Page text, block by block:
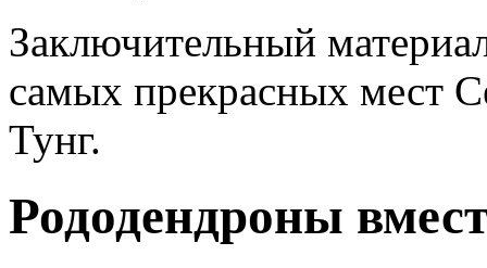
Заключительный
самых прекрасных мест
Тунг.
Рододендроны